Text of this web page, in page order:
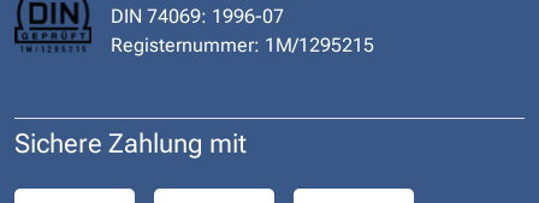
DIN 74069: 1996-07
Registernummer: 1M/1295215
Sichere Zahlung mit